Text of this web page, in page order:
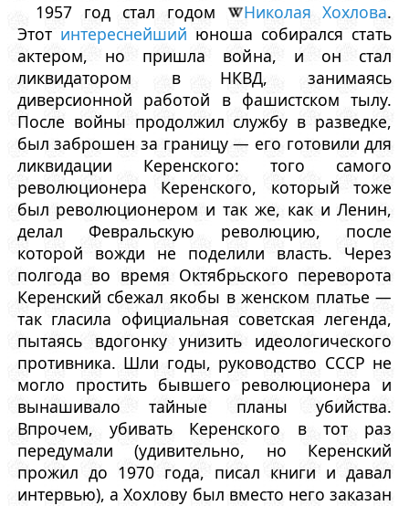
1957 год стал годом
Николая Хохлова.
Этот интереснейший юноша собирался стать
актером, но пришла война, и он стал
ликвидатором в НКВД, занимаясь
диверсионной работой в фашистском тылу.
После войны продолжил службу в разведке,
был заброшен за границу — его готовили для
ликвидации Керенского: того самого
революционера Керенского, который тоже
был революционером и так же, как и Ленин,
делал Февральскую революцию, после
которой вожди не поделили власть. Через
полгода во время Октябрьского переворота
Керенский сбежал якобы в женском платье —
так гласила официальная советская легенда,
пытаясь вдогонку унизить идеологического
противника. Шли годы, руководство СССР не
могло простить бывшего революционера и
вынашивало тайные планы убийства.
Впрочем, убивать Керенского в тот раз
передумали (удивительно, но Керенский
прожил до 1970 года, писал книги и давал
интервью), а Хохлову был вместо него заказан